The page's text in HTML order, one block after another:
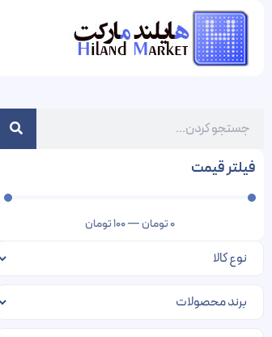
فیلتر قیمت
0تومان—
100تومان